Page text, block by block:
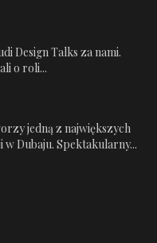
Design Talks za nami.
o roli...
jedną z największych
w Dubaju. Spektakularny...